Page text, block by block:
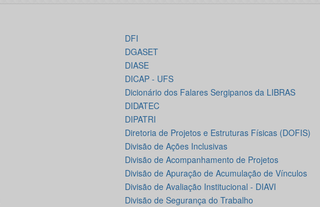
DFI
DGASET
DIASE
DICAP - UFS
Dicionário dos Falares Sergipanos da LIBRAS
DIDATEC
DIPATRI
Diretoria de Projetos e Estruturas Físicas (DOFIS)
Divisão de Ações Inclusivas
Divisão de Acompanhamento de Projetos
Divisão de Apuração de Acumulação de Vínculos
Divisão de Avaliação Institucional - DIAVI
Divisão de Segurança do Trabalho